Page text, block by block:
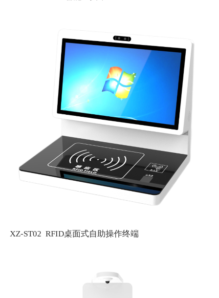
XZ-ST02 RFID桌面式自助操作终端